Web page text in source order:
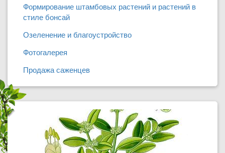
Формирование штамбовых растений и растений в
стиле бонсай
Озеленение и благоустройство
Фотогалерея
Продажа саженцев